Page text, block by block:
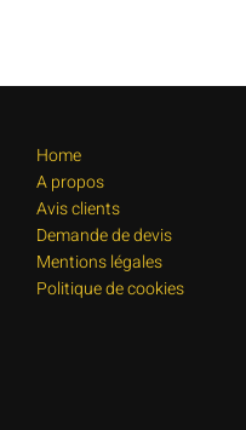
Home
A propos
Avis clients
Demande de devis
Mentions légales
Politique de cookies